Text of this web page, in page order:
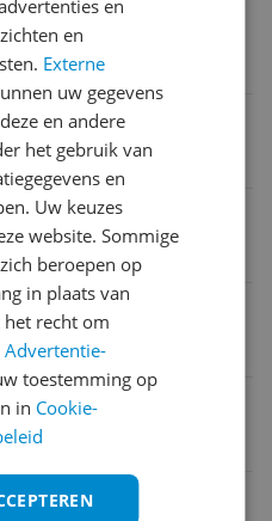
dan 40 gram
dan 1 liter
en
en
Externe
uw gegevens
en andere
het gebruik van
en
Uw keuzes
website. Sommige
beroepen op
in plaats van
recht om
Advertentie-
toestemming op
in Cookie-